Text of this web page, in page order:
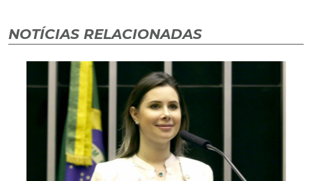
NOTÍCIAS RELACIONADAS